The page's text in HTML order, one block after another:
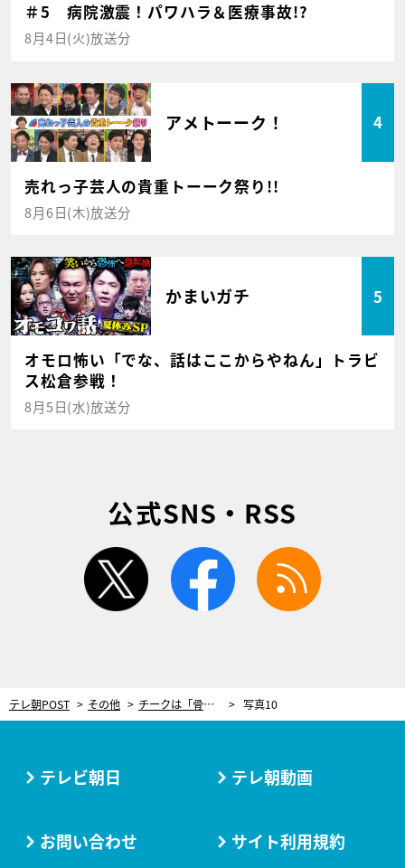
＃5 病院激震！パワハラ＆医療事故!?
8月4日(火)放送分
アメトーーク！ 4
売れっ子芸人の貴重トーーク祭り!!
8月6日(木)放送分
かまいガチ 5
オモロ怖い「でな、話はここからやねん」トラビ
ス松倉参戦！
8月5日(水)放送分
公式SNS・RSS
twitter facebook
テレ朝POST その他 チークは「骨格にあわせてのせる」のが鉄則！くすみカラーがポイントの冬メイク 写真10
テレビ朝日 テレ朝動画
お問い合わせ サイト利用規約